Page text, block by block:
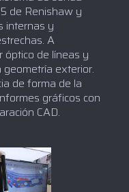
de Renishaw y
internas y
A
óptico de líneas y
exterior.
de forma de la
gráficos con
CAD.